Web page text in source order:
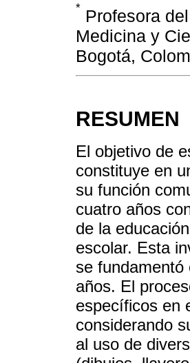
* Profesora
Medicina y
Bogotá,
RESUMEN
El objetivo de
constituye en
su función
cuatro años
de la
escolar. Esta
se
años. El
específicos en
considerando
al uso de